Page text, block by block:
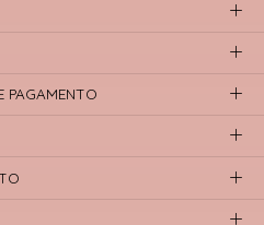
PAGAMENTO